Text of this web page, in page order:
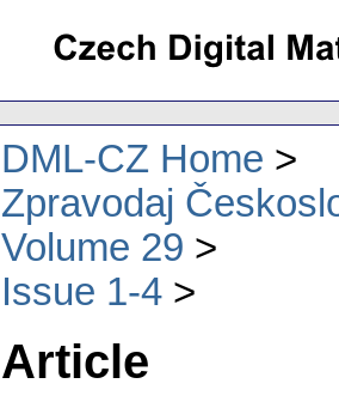
DML-CZ Home
Zpravodaj
Volume 29
Issue 1-4
Article